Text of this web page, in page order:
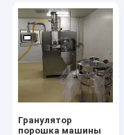
Гранулятор
порошка машины